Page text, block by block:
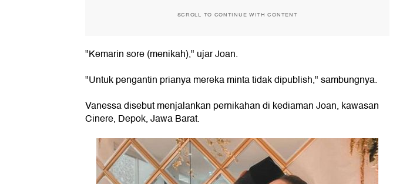
SCROLL TO CONTINUE WITH CONTENT
"Kemarin sore (menikah)," ujar Joan.
"Untuk pengantin prianya mereka minta tidak dipublish," sambungnya.
Vanessa disebut menjalankan pernikahan di kediaman Joan, kawasan
Cinere, Depok, Jawa Barat.